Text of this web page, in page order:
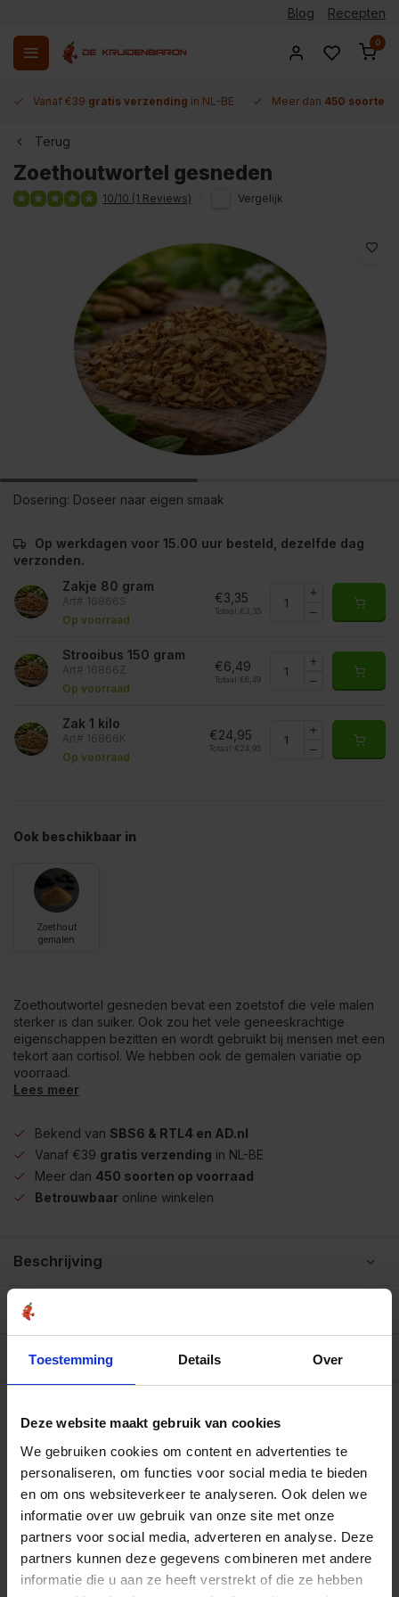
Toestemming Details Over
Deze website maakt gebruik van cookies
We gebruiken cookies om content en advertenties te
personaliseren, om functies voor social media te bieden
en om ons websiteverkeer te analyseren. Ook delen we
informatie over uw gebruik van onze site met onze
partners voor social media, adverteren en analyse. Deze
partners kunnen deze gegevens combineren met andere
informatie die u aan ze heeft verstrekt of die ze hebben
Blog Recepten
0
Vanaf €39 gratis verzending in NL-BE Meer dan 450 soorten
Terug
Zoethoutwortel gesneden
10/10 (1 Reviews) Vergelijk
Dosering: Doseer naar eigen smaak
Op werkdagen voor 15.00 uur besteld, dezelfde dag
verzonden.
Zakje 80 gram
Art# 16866S
Op voorraad
€3,35
Totaal: €3,35
Strooibus 150 gram
Art# 16866Z
Op voorraad
€6,49
Totaal: €6,49
Zak 1 kilo
Art# 16866K
Op voorraad
€24,95
Totaal: €24,95
Ook beschikbaar in
Zoethout
gemalen
Zoethoutwortel gesneden bevat een zoetstof die vele malen
sterker is dan suiker. Ook zou het vele geneeskrachtige
eigenschappen bezitten en wordt gebruikt bij mensen met een
tekort aan cortisol. We hebben ook de gemalen variatie op
voorraad.
Lees meer
Bekend van SBS6 & RTL4 en AD.nl
Vanaf €39 gratis verzending in NL-BE
Meer dan 450 soorten op voorraad
Betrouwbaar online winkelen
Beschrijving
Reviews
Allergenen/voedingswaarden per 100 gram
Op werkdagen voor 15.00 uur besteld, dezelfde dag
Zakje 80 gram
Art# 16866S
Op voorraad
€3,35
Totaal:€3,35
Strooibus 150 gram
Art# 16866Z
Op voorraad
€6,49
Art# 16866K
€24,95